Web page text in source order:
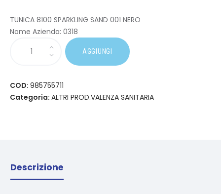
TUNICA 8100 SPARKLING SAND 001 NERO
Nome Azienda: 0318
AGGIUNGI
COD: 985755711
Categoria: ALTRI PROD.VALENZA SANITARIA
Descrizione